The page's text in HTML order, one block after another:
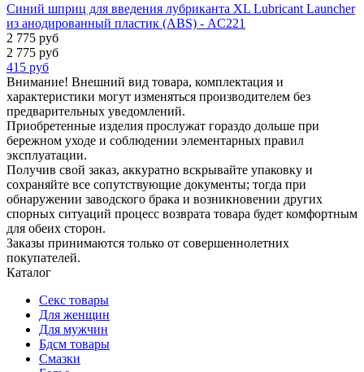
Синий шприц для введения лубриканта XL Lubricant Launcher
из анодированный пластик (ABS) - AC221
2 775 руб
2 775 руб
415 руб
Внимание! Внешний вид товара, комплектация и
характеристики могут изменяться производителем без
предварительных уведомлений.
Приобретенные изделия прослужат гораздо дольше при
бережном уходе и соблюдении элементарных правил
эксплуатации.
Получив свой заказ, аккуратно вскрывайте упаковку и
сохраняйте все сопутствующие документы; тогда при
обнаружении заводского брака и возникновении других
спорных ситуаций процесс возврата товара будет комфортным
для обеих сторон.
Заказы принимаются только от совершеннолетних
покупателей.
Каталог
Секс товары
Для женщин
Для мужчин
Бдсм товары
Смазки